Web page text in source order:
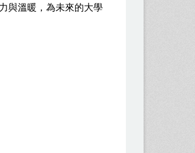
與溫暖，為未來的大學